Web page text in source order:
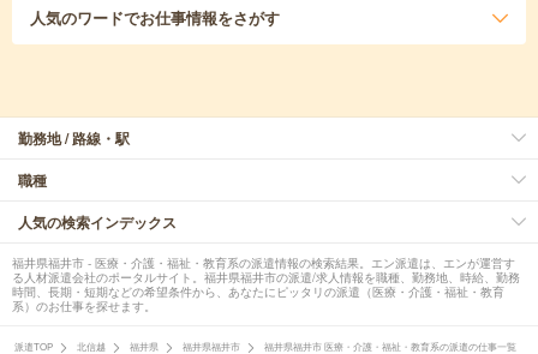
人気のワードでお仕事情報をさがす
勤務地 / 路線・駅
職種
人気の検索インデックス
福井県福井市 - 医療・介護・福祉・教育系の派遣情報の検索結果。エン派遣は、エンが運営す
る人材派遣会社のポータルサイト。福井県福井市の派遣/求人情報を職種、勤務地、時給、勤務
時間、長期・短期などの希望条件から、あなたにピッタリの派遣（医療・介護・福祉・教育
系）のお仕事を探せます。
派遣TOP 北信越 福井県 福井県福井市 福井県福井市 医療・介護・福祉・教育系の派遣の仕事一覧